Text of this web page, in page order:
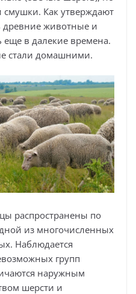
Как утверждают
древние животные и
еще в далекие времена.
стали домашними.
распространены по
из многочисленных
Наблюдается
групп
наружным
шерсти и